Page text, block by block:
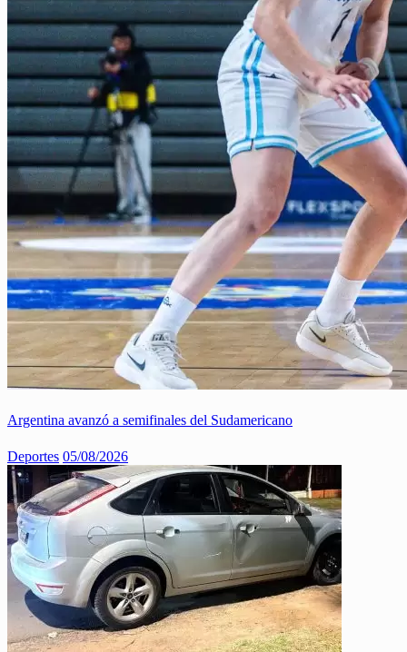
Argentina avanzó a semifinales del Sudamericano
Deportes 05/08/2026